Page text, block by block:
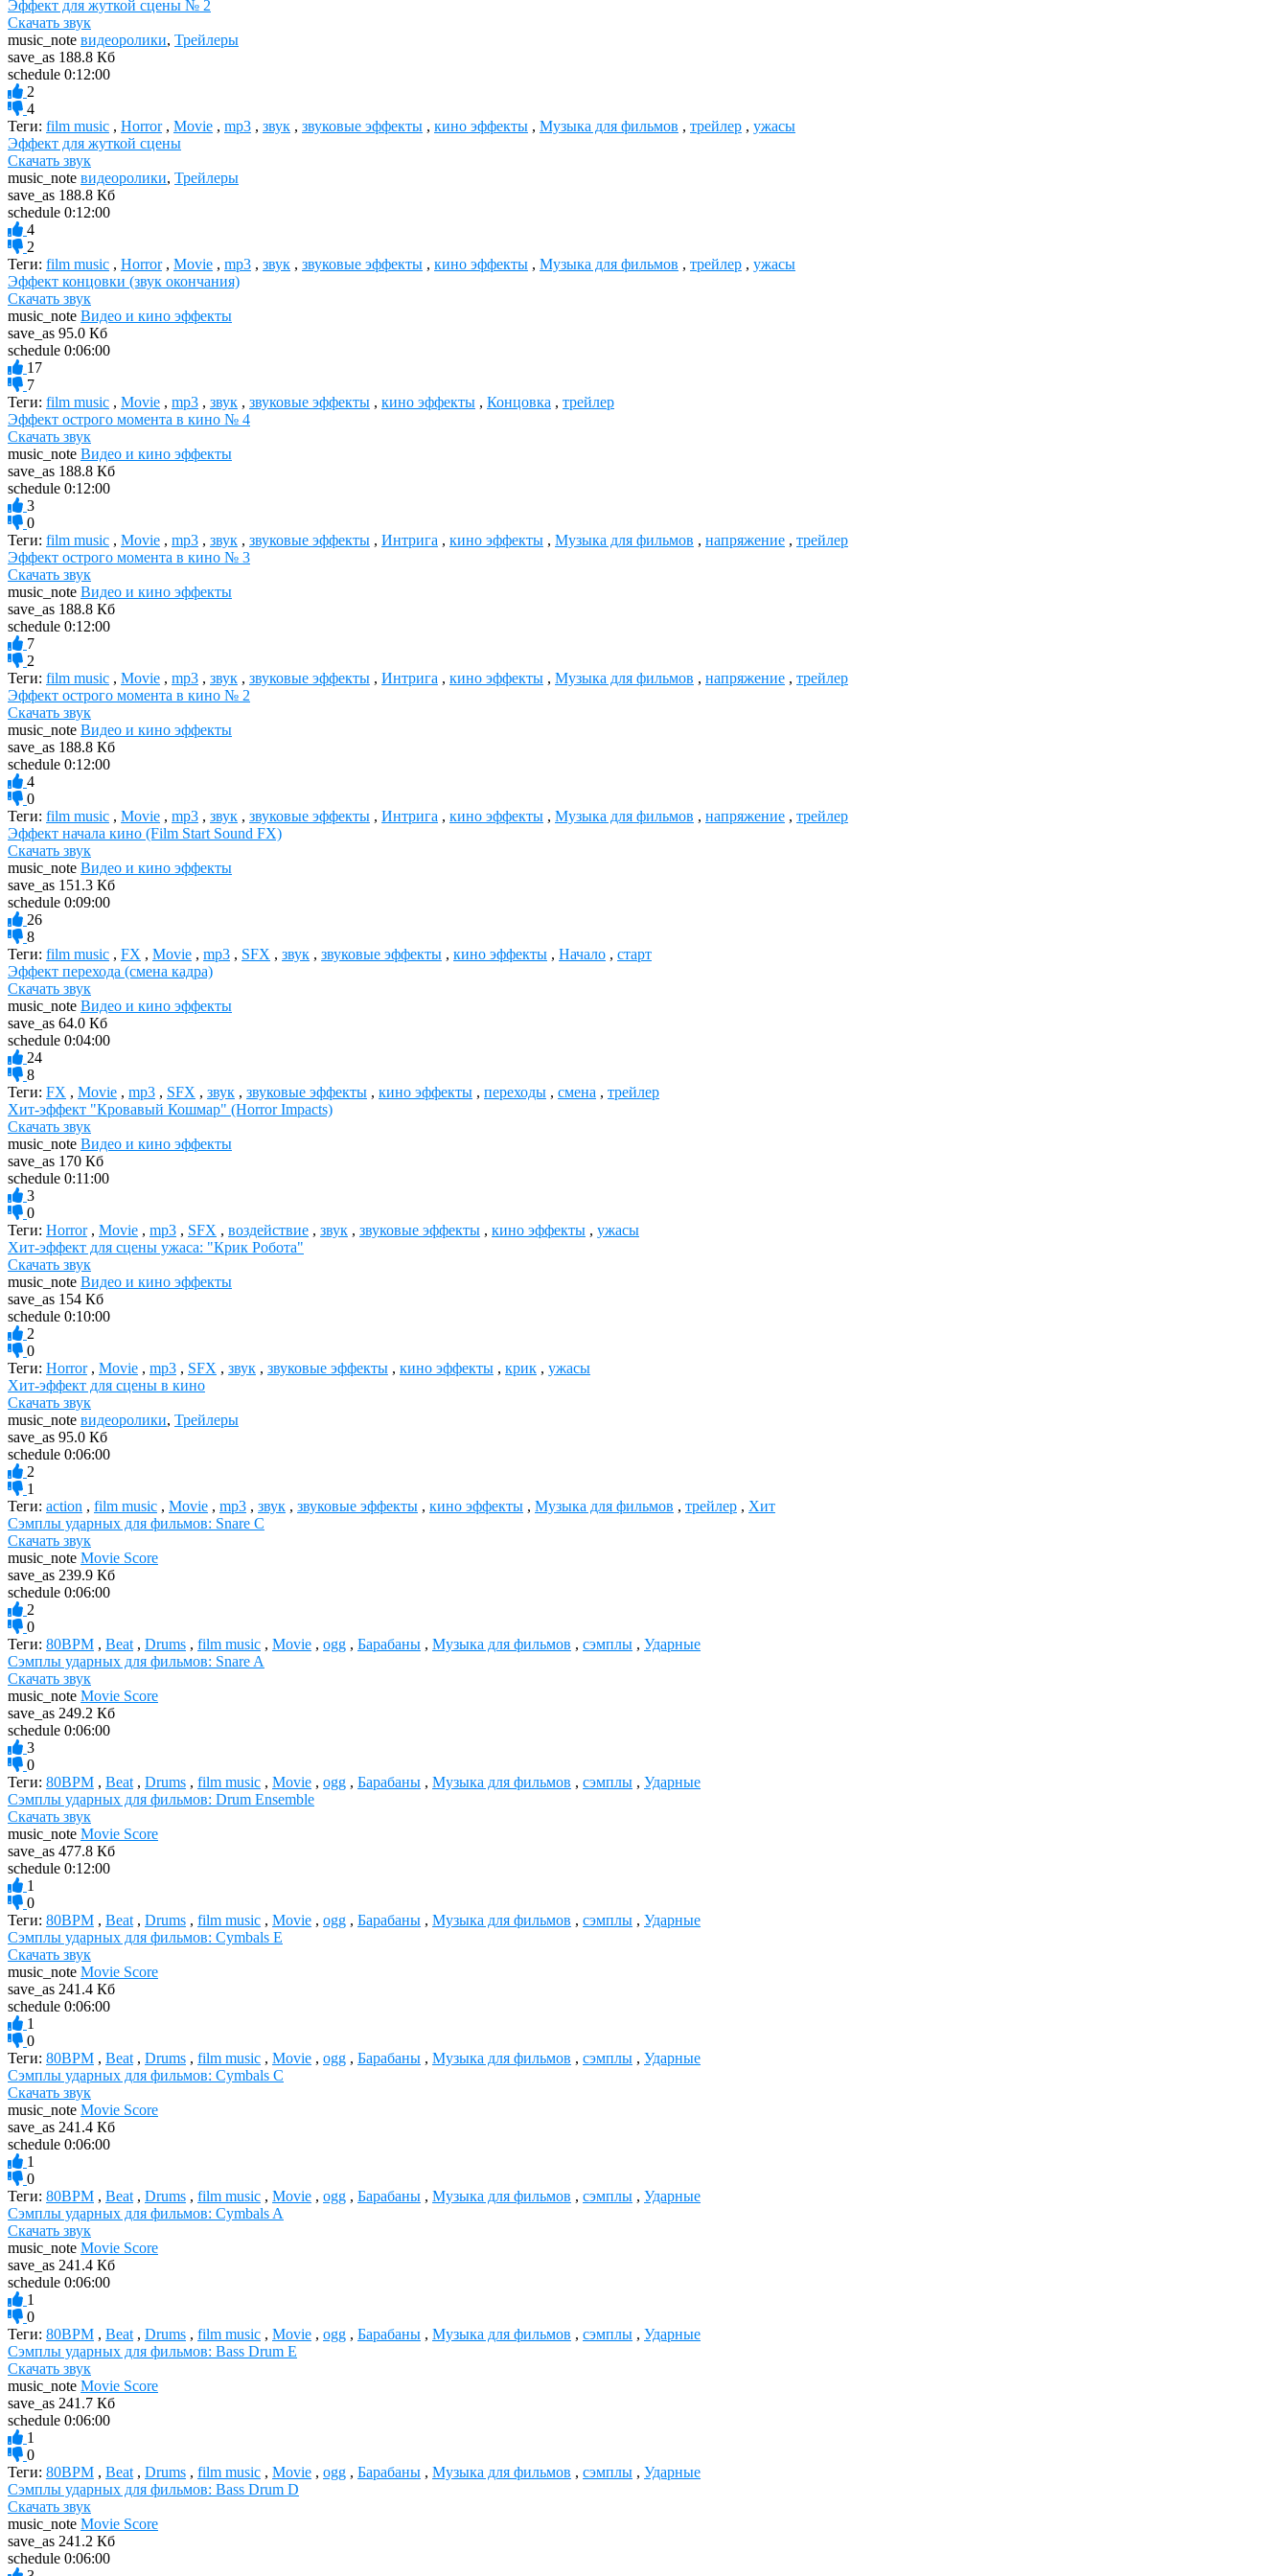
Эффект для жуткой сцены № 2
Скачать звук
music_note видеоролики, Трейлеры
save_as 188.8 Кб
schedule 0:12:00
2
4
Теги: film music , Horror, Movie , mp3 , звук , звуковые эффекты , кино эффекты , Музыка для фильмов , трейлер , ужасы
Эффект для жуткой сцены
Скачать звук
music_note видеоролики, Трейлеры
save_as 188.8 Кб
schedule 0:12:00
4
2
Теги: film music , Horror, Movie , mp3 , звук , звуковые эффекты , кино эффекты , Музыка для фильмов , трейлер , ужасы
Эффект концовки (звук окончания)
Скачать звук
music_note Видео и кино эффекты
save_as 95.0 Кб
schedule 0:06:00
17
7
Теги: film music , Movie , mp3 , звук , звуковые эффекты , кино эффекты , Концовка , трейлер
Эффект острого момента в кино № 4
Скачать звук
music_note Видео и кино эффекты
save_as 188.8 Кб
schedule 0:12:00
3
0
Теги: film music , Movie , mp3 , звук , звуковые эффекты , Интрига , кино эффекты , Музыка для фильмов , напряжение , трейлер
Эффект острого момента в кино № 3
Скачать звук
music_note Видео и кино эффекты
save_as 188.8 Кб
schedule 0:12:00
7
2
Теги: film music , Movie , mp3 , звук , звуковые эффекты , Интрига , кино эффекты , Музыка для фильмов , напряжение , трейлер
Эффект острого момента в кино № 2
Скачать звук
music_note Видео и кино эффекты
save_as 188.8 Кб
schedule 0:12:00
4
0
Теги: film music , Movie , mp3 , звук , звуковые эффекты , Интрига , кино эффекты , Музыка для фильмов , напряжение , трейлер
Эффект начала кино (Film Start Sound FX)
Скачать звук
music_note Видео и кино эффекты
save_as 151.3 Кб
schedule 0:09:00
26
8
Теги: film music , FX , Movie , mp3 , SFX , звук , звуковые эффекты , кино эффекты , Начало , старт
Эффект перехода (смена кадра)
Скачать звук
music_note Видео и кино эффекты
save_as 64.0 Кб
schedule 0:04:00
24
8
Теги: FX , Movie , mp3 , SFX , звук , звуковые эффекты , кино эффекты , переходы , смена , трейлер
Хит-эффект "Кровавый Кошмар" (Horror Impacts)
Скачать звук
music_note Видео и кино эффекты
save_as 170 Кб
schedule 0:11:00
3
0
Теги: Horror, Movie , mp3 , SFX , воздействие , звук , звуковые эффекты , кино эффекты , ужасы
Хит-эффект для сцены ужаса: "Крик Робота"
Скачать звук
music_note Видео и кино эффекты
save_as 154 Кб
schedule 0:10:00
2
0
Теги: Horror, Movie , mp3 , SFX , звук , звуковые эффекты , кино эффекты , крик , ужасы
Хит-эффект для сцены в кино
Скачать звук
music_note видеоролики, Трейлеры
save_as 95.0 Кб
schedule 0:06:00
2
1
Теги: action , film music , Movie , mp3 , звук , звуковые эффекты , кино эффекты , Музыка для фильмов , трейлер , Хит
Сэмплы ударных для фильмов: Snare C
Скачать звук
music_note Movie Score
save_as 239.9 Кб
schedule 0:06:00
2
0
Теги: 80BPM , Beat , Drums , film music , Movie , ogg , Барабаны , Музыка для фильмов , сэмплы , Ударные
Сэмплы ударных для фильмов: Snare A
Скачать звук
music_note Movie Score
save_as 249.2 Кб
schedule 0:06:00
3
0
Теги: 80BPM , Beat , Drums , film music , Movie , ogg , Барабаны , Музыка для фильмов , сэмплы , Ударные
Сэмплы ударных для фильмов: Drum Ensemble
Скачать звук
music_note Movie Score
save_as 477.8 Кб
schedule 0:12:00
1
0
Теги: 80BPM , Beat , Drums , film music , Movie , ogg , Барабаны , Музыка для фильмов , сэмплы , Ударные
Сэмплы ударных для фильмов: Cymbals E
Скачать звук
music_note Movie Score
save_as 241.4 Кб
schedule 0:06:00
1
0
Теги: 80BPM , Beat , Drums , film music , Movie , ogg , Барабаны , Музыка для фильмов , сэмплы , Ударные
Сэмплы ударных для фильмов: Cymbals C
Скачать звук
music_note Movie Score
save_as 241.4 Кб
schedule 0:06:00
1
0
Теги: 80BPM , Beat , Drums , film music , Movie , ogg , Барабаны , Музыка для фильмов , сэмплы , Ударные
Сэмплы ударных для фильмов: Cymbals A
Скачать звук
music_note Movie Score
save_as 241.4 Кб
schedule 0:06:00
1
0
Теги: 80BPM , Beat , Drums , film music , Movie , ogg , Барабаны , Музыка для фильмов , сэмплы , Ударные
Сэмплы ударных для фильмов: Bass Drum E
Скачать звук
music_note Movie Score
save_as 241.7 Кб
schedule 0:06:00
1
0
Теги: 80BPM , Beat , Drums , film music , Movie , ogg , Барабаны , Музыка для фильмов , сэмплы , Ударные
Сэмплы ударных для фильмов: Bass Drum D
Скачать звук
music_note Movie Score
save_as 241.2 Кб
schedule 0:06:00